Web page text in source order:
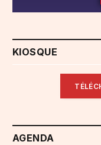
KIOSQUE
AGENDA